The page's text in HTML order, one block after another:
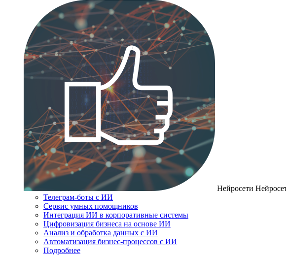
Нейросети
Телеграм-боты с ИИ
Сервис умных помощников
Интеграция ИИ в корпоративные системы
Цифровизация бизнеса на основе ИИ
Анализ и обработка данных с ИИ
Автоматизация бизнес-процессов с ИИ
Подробнее